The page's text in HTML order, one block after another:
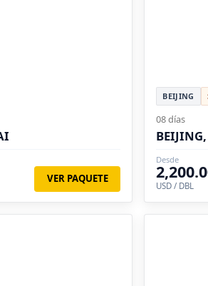
VER PAQUETE
BEIJING
08 días
Desde
USD / DBL